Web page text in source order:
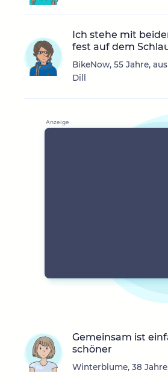
Ich stehe mit
fest auf dem
BikeNow, 55 Jahre,
Dill
Gemeinsam ist
schöner
Winterblume, 38